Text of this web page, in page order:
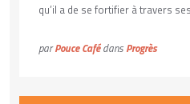
qu’il a de se fortifier à travers
parPouce Café dansProgrès